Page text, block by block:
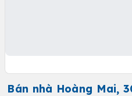
Bán nhà Hoàng Mai,